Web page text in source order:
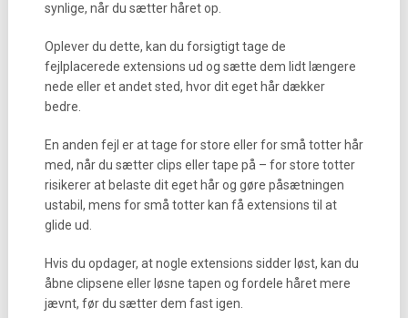
synlige, når du sætter håret op.
Oplever du dette, kan du forsigtigt tage de
fejlplacerede extensions ud og sætte dem lidt længere
nede eller et andet sted, hvor dit eget hår dækker
bedre.
En anden fejl er at tage for store eller for små totter hår
med, når du sætter clips eller tape på – for store totter
risikerer at belaste dit eget hår og gøre påsætningen
ustabil, mens for små totter kan få extensions til at
glide ud.
Hvis du opdager, at nogle extensions sidder løst, kan du
åbne clipsene eller løsne tapen og fordele håret mere
jævnt, før du sætter dem fast igen.